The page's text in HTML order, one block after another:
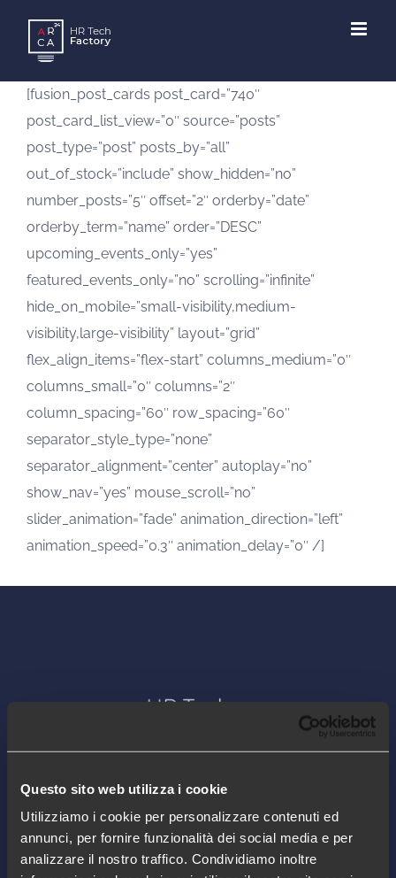
Questo sito web utilizza i cookie
Utilizziamo i cookie per personalizzare contenuti ed
annunci, per fornire funzionalità dei social media e per
analizzare il nostro traffico. Condividiamo inoltre
content
[fusion_post_cards post_card=”740″
post_card_list_view=”0″ source=”posts”
post_type=”post” posts_by=”all”
out_of_stock=”include” show_hidden=”no”
number_posts=”5″ offset=”2″ orderby=”date”
orderby_term=”name” order=”DESC”
upcoming_events_only=”yes”
featured_events_only=”no” scrolling=”infinite”
hide_on_mobile=”small-visibility,medium-
visibility,large-visibility” layout=”grid”
flex_align_items=”flex-start” columns_medium=”0″
columns_small=”0″ columns=”2″
column_spacing=”60″ row_spacing=”60″
separator_style_type=”none”
separator_alignment=”center” autoplay=”no”
show_nav=”yes” mouse_scroll=”no”
slider_animation=”fade” animation_direction=”left”
animation_speed=”0.3″ animation_delay=”0″ /]
Arca24 è un HR Tech Factory specializzata
nello sviluppo di software cloud per il